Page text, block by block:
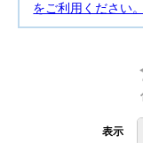
をご利用ください。
表示